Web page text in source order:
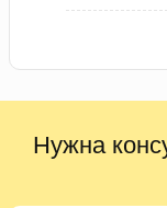
Нужна